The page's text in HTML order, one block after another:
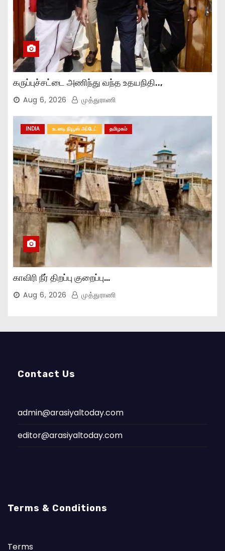
கருப்புச்சட்டை அணிந்து வந்த உதயநிதி..,
Aug 6, 2026 முத்துராணி
INDIA உடனடி நியூஸ் அப்டேட் தமிழகம்
காவிரி நீர் திறப்பு குறைப்பு…
Aug 6, 2026 முத்துராணி
Contact Us
admin@arasiyaltoday.com
editor@arasiyaltoday.com
Terms & Conditions
Terms